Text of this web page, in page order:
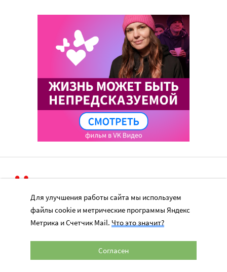
Перепечатка материалов сайта в интернете возможна только при
наличии активной гиперссылки на оригинал материала на сайте
miloserdie.ru
Для улучшения работы сайта мы используем
файлы cookie и метрические программы Яндекс
Метрика и Счетчик Mail. Что это значит?
Согласен